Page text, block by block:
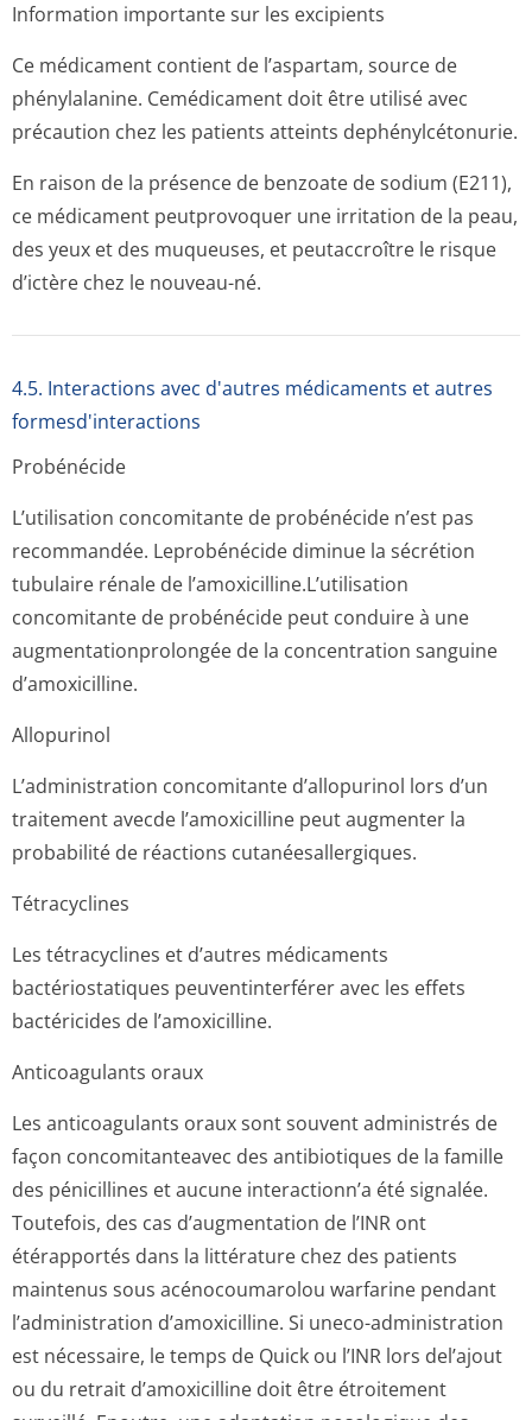
Information importante sur les excipients
Ce médicament contient de l’aspartam, source de
phénylalanine. Cemédicament doit être utilisé avec
précaution chez les patients atteints dephénylcétonurie.
En raison de la présence de benzoate de sodium (E211),
ce médicament peutprovoquer une irritation de la peau,
des yeux et des muqueuses, et peutaccroître le risque
d’ictère chez le nouveau-né.
4.5. Interactions avec d'autres médicaments et autres
formesd'interactions
Probénécide
L’utilisation concomitante de probénécide n’est pas
recommandée. Leprobénécide diminue la sécrétion
tubulaire rénale de l’amoxicilline­.L’utilisation
concomitante de probénécide peut conduire à une
augmentationpro­longée de la concentration sanguine
d’amoxicilline.
Allopurinol
L’administration concomitante d’allopurinol lors d’un
traitement avecde l’amoxicilline peut augmenter la
probabilité de réactions cutanéesaller­giques.
Tétracyclines
Les tétracyclines et d’autres médicaments
bactériostatiques peuventinterférer avec les effets
bactéricides de l’amoxicilline.
Anticoagulants oraux
Les anticoagulants oraux sont souvent administrés de
façon concomitanteavec des antibiotiques de la famille
des pénicillines et aucune interactionn’a été signalée.
Toutefois, des cas d’augmentation de l’INR ont
étérapportés dans la littérature chez des patients
maintenus sous acénocoumarolou warfarine pendant
l’administration d’amoxicilline. Si uneco-administration
est nécessaire, le temps de Quick ou l’INR lors del’ajout
ou du retrait d’amoxicilline doit être étroitement